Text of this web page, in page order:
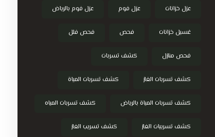
عزل خزانات عزل فوم عزل فوم بالرياض
غسيل خزانات فحص فحص فلل
فحص منازل كشف تسربات
كشف تسربات الغاز كشف تسربات المياة
كشف تسربات المياة بالرياض كشف تسربات المياه
كشف تسريبات الغاز كشف تسريب الغاز